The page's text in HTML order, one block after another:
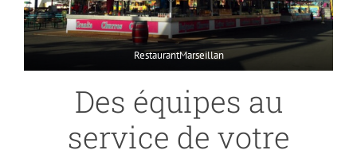
RestaurantMarseillan
Des équipes au
service de votre